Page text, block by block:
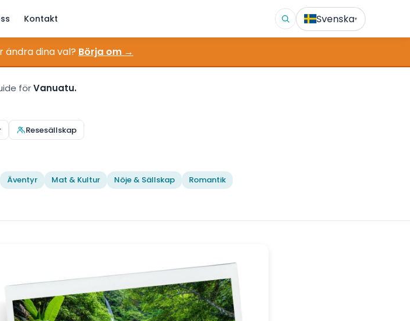
Kontakt Svenska▾
ändra dina val? Börja om →
förVanuatu.
Resesällskap
Äventyr Mat & Kultur Nöje & Sällskap
Romantik